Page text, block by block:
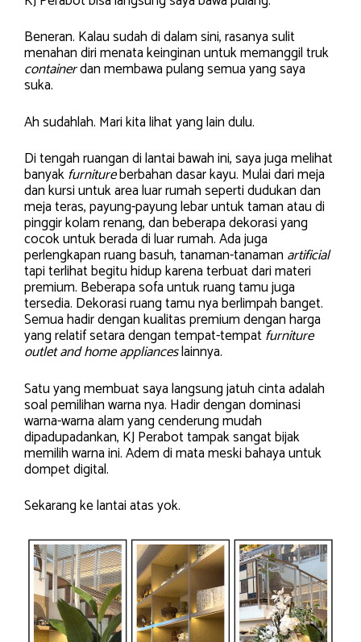
Beneran. Kalau sudah di dalam sini, rasanya sulit
menahan diri menata keinginan untuk memanggil truk
containerdan membawa pulang semua yang saya
suka.
Ah sudahlah. Mari kita lihat yang lain dulu.
Di tengah ruangan di lantai bawah ini, saya juga melihat
banyakfurnitureberbahan dasar kayu. Mulai dari meja
dan kursi untuk area luar rumah seperti dudukan dan
meja teras, payung-payung lebar untuk taman atau di
pinggir kolam renang, dan beberapa dekorasi yang
cocok untuk berada di luar rumah. Ada juga
perlengkapan ruang basuh, tanaman-tanaman artificial
tapi terlihat begitu hidup karena terbuat dari materi
premium. Beberapa sofa untuk ruang tamu juga
tersedia. Dekorasi ruang tamu nya berlimpah banget.
Semua hadir dengan kualitas premium dengan harga
yang relatif setara dengan tempat-tempatfurniture
outletand home applianceslainnya.
Satu yang membuat saya langsung jatuh cinta adalah
soal pemilihan warna nya. Hadir dengan dominasi
warna-warna alam yang cenderung mudah
dipadupadankan, KJ Perabot tampak sangat bijak
memilih warna ini. Adem di mata meski bahaya untuk
dompet digital.
Sekarang ke lantai atas yok.